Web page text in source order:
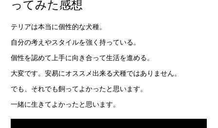
ってみた感想
テリアは本当に個性的な犬種。
自分の考えやスタイルを強く持っている。
個性を認めて上手に向き合って生活を進める。
大変です。安易にオススメ出来る犬種ではありません。
でも、それでも飼ってよかったと思います。
一緒に生きてよかったと思います。